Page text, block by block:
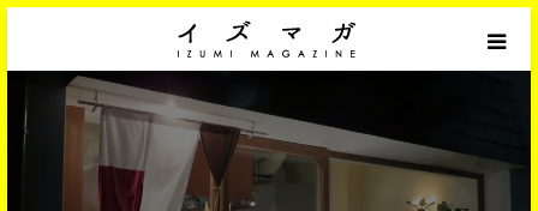
「モノ」インテリア/デザイン/ファッション
「コト」イベント/ライフスタイル/カルチャー